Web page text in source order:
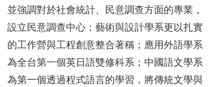
並強調對於社會統計、民意調查方面的專業，
設立民意調查中心；藝術與設計學系更以扎實
的工作營與工程創意整合著稱；應用外語學系
為全台第一個英日語雙修科系；中國語文學系
為第一個透過程式語言的學習，將傳統文學與